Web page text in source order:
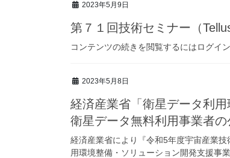
2023年5月9日
第７１回技術セミナー（
コンテンツの続きを閲覧するにはログイ
2023年5月8日
経済産業省「衛星データ利
衛星データ無料利用事業者
経済産業省により『令和5年度宇宙産業
用環境整備・ソリューション開発支援事